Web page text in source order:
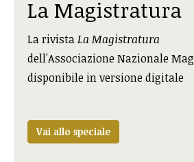
La Magistratura
La rivistaLa Magistratura
dell'Associazione Nazionale
disponibile in versione digitale
Vai allo speciale